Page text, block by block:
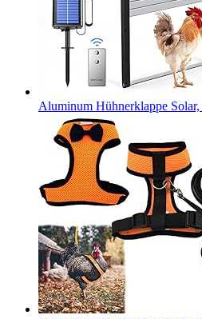
Aluminum Hühnerklappe